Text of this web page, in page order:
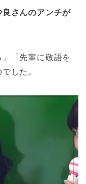
さんのアンチが
「先輩に敬語を
した。